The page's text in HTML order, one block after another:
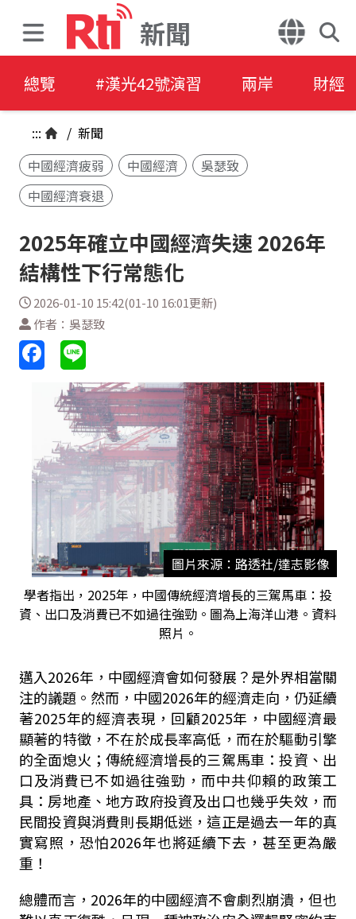
新聞
總覽 #漢光42號演習 兩岸 財經
::: / 新聞
中國經濟疲弱
中國經濟
吳瑟致
中國經濟衰退
2025年確立中國經濟失速 2026年
結構性下行常態化
2026-01-10 15:42(01-10 16:01更新)
作者：吳瑟致
圖片來源：路透社/達志影像
學者指出，2025年，中國傳統經濟增長的三駕馬車：投
資、出口及消費已不如過往強勁。圖為上海洋山港。資料
照片。
邁入2026年，中國經濟會如何發展？是外界相當關
注的議題。然而，中國2026年的經濟走向，仍延續
著2025年的經濟表現，回顧2025年，中國經濟最
顯著的特徵，不在於成長率高低，而在於驅動引擎
的全面熄火；傳統經濟增長的三駕馬車：投資、出
口及消費已不如過往強勁，而中共仰賴的政策工
具：房地產、地方政府投資及出口也幾乎失效，而
民間投資與消費則長期低迷，這正是過去一年的真
實寫照，恐怕2026年也將延續下去，甚至更為嚴
重！
總體而言，2026年的中國經濟不會劇烈崩潰，但也